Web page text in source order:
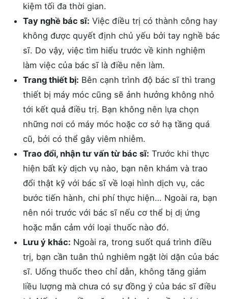
kiệm tối đa thời gian.
Tay nghề bác sĩ: Việc điều trị có thành công hay
không được quyết định chủ yếu bởi tay nghề bác
sĩ. Do vậy, việc tìm hiểu trước về kinh nghiệm
làm việc của bác sĩ là điều nên làm.
Trang thiết bị: Bên cạnh trình độ bác sĩ thì trang
thiết bị máy móc cũng sẽ ảnh hưởng không nhỏ
tới kết quả điều trị. Bạn không nên lựa chọn
những nơi có máy móc hoặc cơ sở hạ tầng quá
cũ, bởi có thể gây viêm nhiễm.
Trao đổi, nhận tư vấn từ bác sĩ: Trước khi thực
hiện bất kỳ dịch vụ nào, bạn nên khám và trao
đổi thật kỹ với bác sĩ về loại hình dịch vụ, các
bước tiến hành, chi phí thực hiện… Ngoài ra, bạn
nên nói trước với bác sĩ nếu cơ thể bị dị ứng
hoặc mẫn cảm với loại thuốc nào đó.
Lưu ý khác: Ngoài ra, trong suốt quá trình điều
trị, bạn cần tuân thủ nghiêm ngặt lời dặn của bác
sĩ. Uống thuốc theo chỉ dẫn, không tăng giảm
liều lượng mà chưa có sự đồng ý của bác sĩ điều